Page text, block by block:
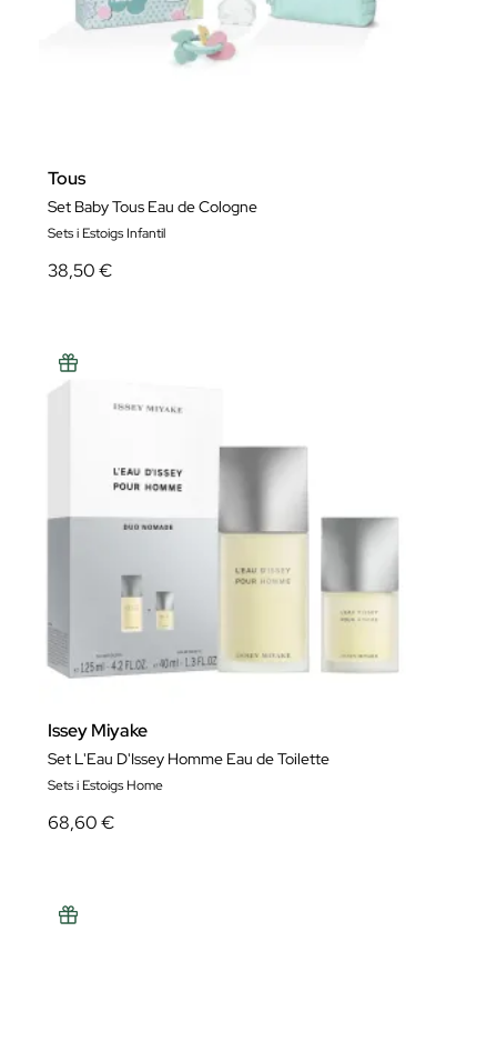
Tous
Set Baby Tous Eau de Cologne
Sets i Estoigs Infantil
38,50 €
Issey Miyake
Set L'Eau D'Issey Homme Eau de Toilette
Sets i Estoigs Home
68,60 €